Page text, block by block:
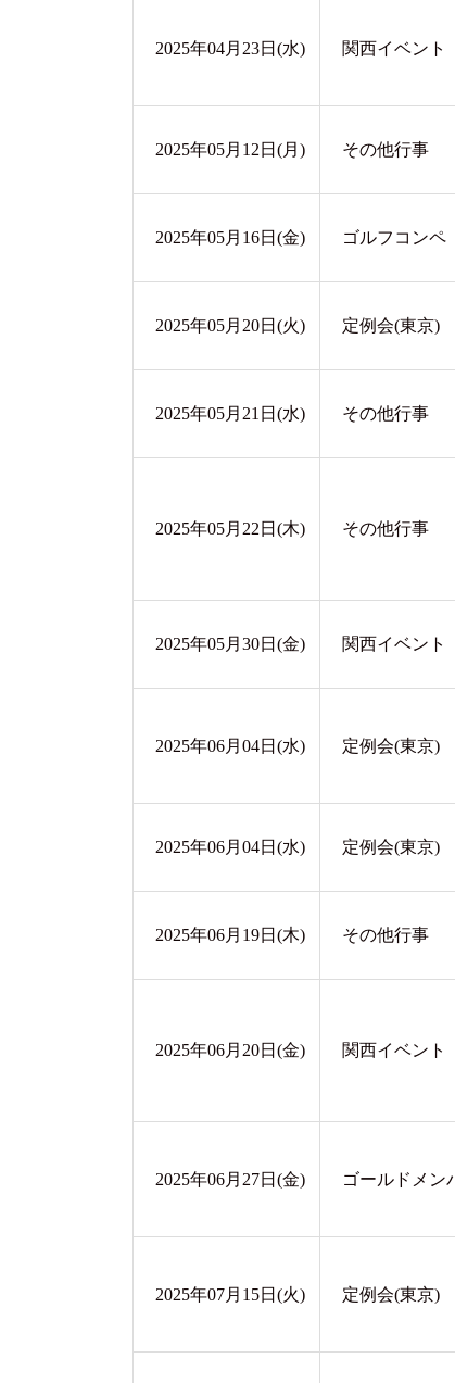
2025年04月23日(水) 関西イベント
2025年05月12日(月) その他行事
2025年05月16日(金) ゴルフコンペ
2025年05月20日(火) 定例会(東京)
2025年05月21日(水) その他行事
2025年05月22日(木) その他行事
2025年05月30日(金) 関西イベント
2025年06月04日(水) 定例会(東京)
2025年06月04日(水) 定例会(東京)
2025年06月19日(木) その他行事
2025年06月20日(金) 関西イベント
2025年06月27日(金) ゴールドメン
2025年07月15日(火) 定例会(東京)